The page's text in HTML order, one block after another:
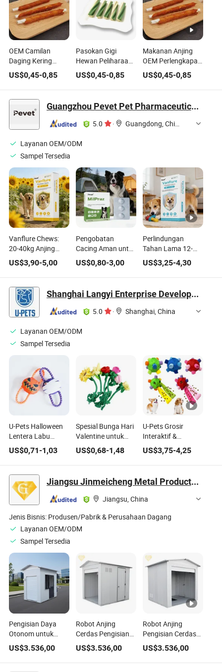
OEM Camilan
Daging Kering
untuk Anjing
dengan Kulit Ayam
dan Bebek
US$0,45-0,85
Pasokan Gigi
Hewan Peliharaan
Permen Kunyah
Bersih Gigi Anjing
Putar
US$0,45-0,85
Makanan Anjing
OEM Perlengkapan
Hewan Peliharaan
Camilan Gigi Anjing
Kulit Mentah Gigi
US$0,45-0,85
Guangzhou Pevet Pet Pharmaceutical Technology Co., Ltd.
5.0 · Guangdong, China
Layanan OEM/ODM
Sampel Tersedia
Vanflure Chews:
20-40kg Anjing
Pengobatan
Cacing yang Tahan
Lama
US$3,90-5,00
Pengobatan
Cacing Aman untuk
Anjing Kecil untuk
Pencegahan
Cacing Jantung
US$0,80-3,00
Perlindungan
Tahan Lama 12-
Week: 10-20kg
Camilan Pengusir
Cacing Anjing
US$3,25-4,30
Shanghai Langyi Enterprise Development Co., Ltd
5.0 · Shanghai, China
Layanan OEM/ODM
Sampel Tersedia
U-Pets Halloween
Lentera Labu
Interaktif Plush
Anjing
US$0,71-1,03
Spesial Bunga Hari
Valentine untuk
Anjing
US$0,68-1,48
U-Pets Grosir
Interaktif &
Pelatihan Anjing
Bergerak
US$3,75-4,25
Jiangsu Jinmeicheng Metal Products Co., Ltd
Jiangsu, China
Jenis Bisnis: Produsen/Pabrik & Perusahaan Dagang
Layanan OEM/ODM
Sampel Tersedia
Pengisian Daya
Otonom untuk
Anjing Robot
Pekerja di Gurun
US$3.536,00
Robot Anjing
Cerdas Pengisian
Daya Interaktif
dengan Stasiun
Terisolasi
US$3.536,00
Robot Anjing
Pengisian Cerdas
Lanjutan untuk
Penggunaan
Industri
US$3.536,00